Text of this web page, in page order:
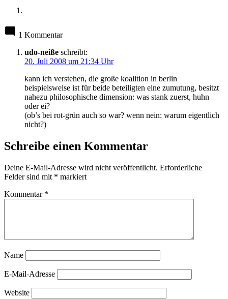
1 Kommentar
udo-neiße schreibt:
20. Juli 2008 um 21:34 Uhr
kann ich verstehen, die große koalition in berlin
beispielsweise ist für beide beteiligten eine zumutung, besitzt
nahezu philosophische dimension: was stank zuerst, huhn
oder ei?
(ob’s bei rot-grün auch so war? wenn nein: warum eigentlich
nicht?)
Schreibe einen Kommentar
Deine E-Mail-Adresse wird nicht veröffentlicht. Erforderliche
Felder sind mit * markiert
Kommentar *
Name
E-Mail-Adresse
Website